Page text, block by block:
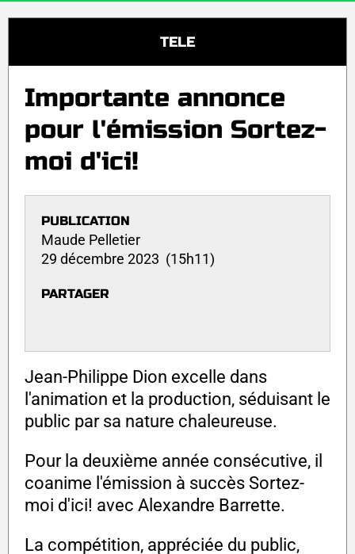
TELE
Importante annonce
pour l'émission Sortez-
moi d'ici!
PUBLICATION
Maude Pelletier
29 décembre 2023 (15h11)
PARTAGER
Jean-Philippe Dion excelle dans
l'animation et la production, séduisant le
public par sa nature chaleureuse.
Pour la deuxième année consécutive, il
coanime l'émission à succès Sortez-
moi d'ici! avec Alexandre Barrette.
La compétition, appréciée du public,